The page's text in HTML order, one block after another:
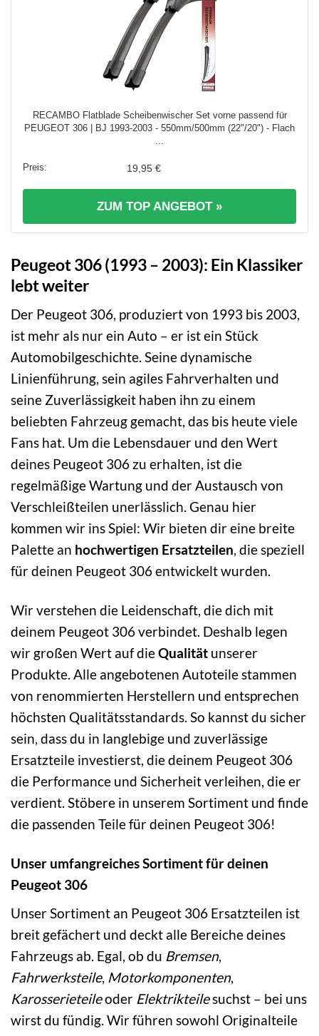
RECAMBO Flatblade Scheibenwischer Set vorne passend für
PEUGEOT 306 | BJ 1993-2003 - 550mm/500mm (22"/20") - Flach
19,95 €
ZUM TOP ANGEBOT »
Peugeot 306 (1993 – 2003): Ein Klassiker
lebt weiter
Der Peugeot 306, produziert von 1993 bis 2003,
ist mehr als nur ein Auto – er ist ein Stück
Automobilgeschichte. Seine dynamische
Linienführung, sein agiles Fahrverhalten und
seine Zuverlässigkeit haben ihn zu einem
beliebten Fahrzeug gemacht, das bis heute viele
Fans hat. Um die Lebensdauer und den Wert
deines Peugeot 306 zu erhalten, ist die
regelmäßige Wartung und der Austausch von
Verschleißteilen unerlässlich. Genau hier
kommen wir ins Spiel: Wir bieten dir eine breite
Palette an hochwertigen Ersatzteilen, die speziell
für deinen Peugeot 306 entwickelt wurden.
Wir verstehen die Leidenschaft, die dich mit
deinem Peugeot 306 verbindet. Deshalb legen
wir großen Wert auf dieQualität unserer
Produkte. Alle angebotenen Autoteile stammen
von renommierten Herstellern und entsprechen
höchsten Qualitätsstandards. So kannst du sicher
sein, dass du in langlebige und zuverlässige
Ersatzteile investierst, die deinem Peugeot 306
die Performance und Sicherheit verleihen, die er
verdient. Stöbere in unserem Sortiment und finde
die passenden Teile für deinen Peugeot 306!
Unser umfangreiches Sortiment für deinen
Peugeot 306
Unser Sortiment an Peugeot 306 Ersatzteilen ist
breit gefächert und deckt alle Bereiche deines
Fahrzeugs ab. Egal, ob du Bremsen,
Fahrwerksteile, Motorkomponenten,
Karosserieteileoder Elektrikteilesuchst – bei uns
wirst du fündig. Wir führen sowohl Originalteile